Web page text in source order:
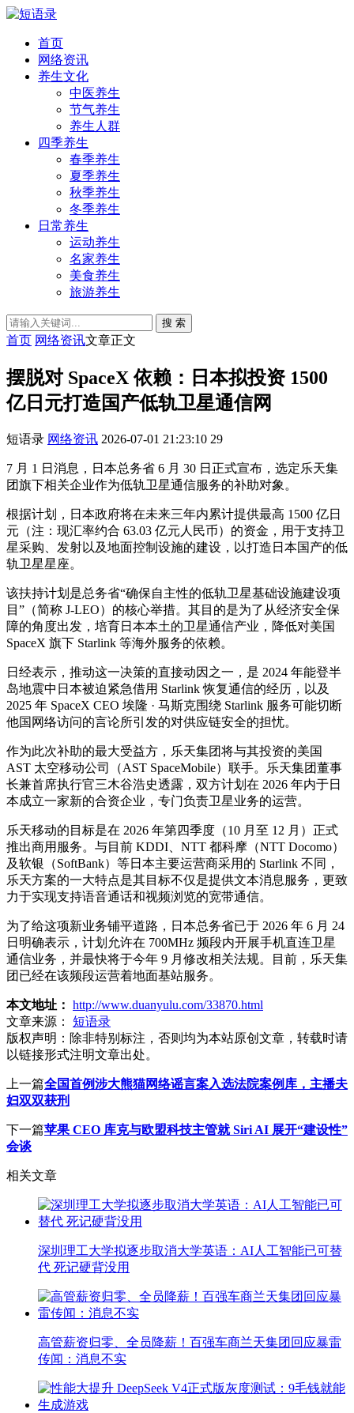
首页
网络资讯
养生文化
中医养生
节气养生
养生人群
四季养生
春季养生
夏季养生
秋季养生
冬季养生
日常养生
运动养生
名家养生
美食养生
旅游养生
搜 索
首页 网络资讯文章正文
摆脱对 SpaceX 依赖：日本拟投资 1500
亿日元打造国产低轨卫星通信网
短语录 网络资讯 2026-07-01 21:23:10 29
7 月 1 日消息，日本总务省 6 月 30 日正式宣布，选定乐天集
团旗下相关企业作为低轨卫星通信服务的补助对象。
根据计划，日本政府将在未来三年内累计提供最高 1500 亿日
元（注：现汇率约合 63.03 亿元人民币）的资金，用于支持卫
星采购、发射以及地面控制设施的建设，以打造日本国产的低
轨卫星星座。
该扶持计划是总务省“确保自主性的低轨卫星基础设施建设项
目”（简称 J-LEO）的核心举措。其目的是为了从经济安全保
障的角度出发，培育日本本土的卫星通信产业，降低对美国
SpaceX 旗下 Starlink 等海外服务的依赖。
日经表示，推动这一决策的直接动因之一，是 2024 年能登半
岛地震中日本被迫紧急借用 Starlink 恢复通信的经历，以及
2025 年 SpaceX CEO 埃隆 · 马斯克围绕 Starlink 服务可能切断
他国网络访问的言论所引发的对供应链安全的担忧。
作为此次补助的最大受益方，乐天集团将与其投资的美国
AST 太空移动公司（AST SpaceMobile）联手。乐天集团董事
长兼首席执行官三木谷浩史透露，双方计划在 2026 年内于日
本成立一家新的合资企业，专门负责卫星业务的运营。
乐天移动的目标是在 2026 年第四季度（10 月至 12 月）正式
推出商用服务。与目前 KDDI、NTT 都科摩（NTT Docomo）
及软银（SoftBank）等日本主要运营商采用的 Starlink 不同，
乐天方案的一大特点是其目标不仅是提供文本消息服务，更致
力于实现支持语音通话和视频浏览的宽带通信。
为了给这项新业务铺平道路，日本总务省已于 2026 年 6 月 24
日明确表示，计划允许在 700MHz 频段内开展手机直连卫星
通信业务，并最快将于今年 9 月修改相关法规。目前，乐天集
团已经在该频段运营着地面基站服务。
本文地址： http://www.duanyulu.com/33870.html
文章来源：
短语录
版权声明： 除非特别标注，否则均为本站原创文章，转载时请
以链接形式注明文章出处。
上一篇全国首例涉大熊猫网络谣言案入选法院案例库，主播夫
妇双双获刑
下一篇苹果 CEO 库克与欧盟科技主管就 Siri AI 展开“建设性”
会谈
相关文章
深圳理工大学拟逐步取消大学英语：AI人工智能已可替
代 死记硬背没用
高管薪资归零、全员降薪！百强车商兰天集团回应暴雷
传闻：消息不实